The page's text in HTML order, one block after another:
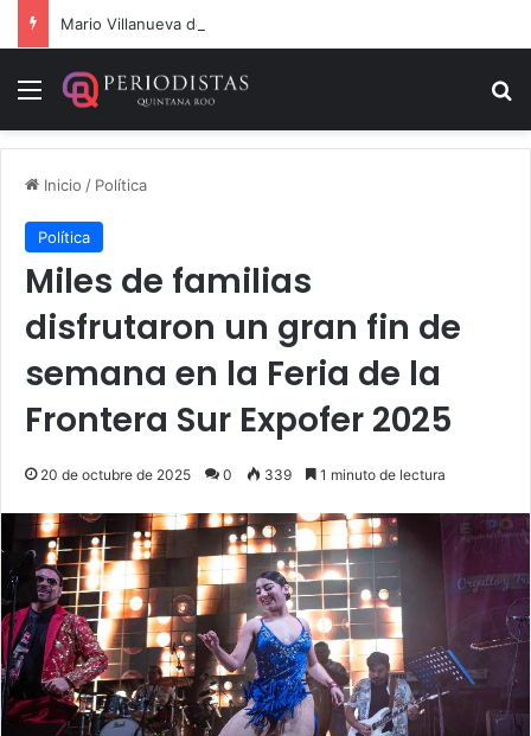
Mario Villanueva desmiente datos falsos sobre su caso
Menú
Inicio / Política
Política
Miles de familias
disfrutaron un gran fin de
semana en la Feria de la
Frontera Sur Expofer 2025
20 de octubre de 2025 0 339 1 minuto de lectura